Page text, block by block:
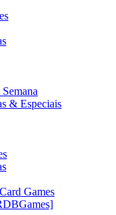
& Especiais
Games